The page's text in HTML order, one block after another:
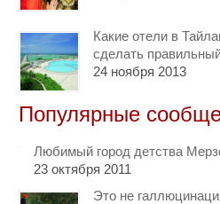
Какие отели в
сделать
24 ноября 2013
Популярные
Любимый город детства
23 октября 2011
Это не